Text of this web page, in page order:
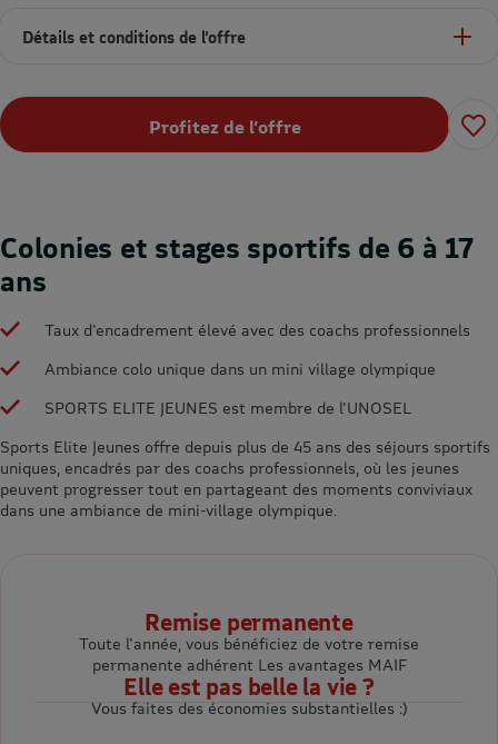
Colonies et stages sportifs de 6 à 17
ans
Taux d'encadrement élevé avec des coachs professionnels
Ambiance colo unique dans un mini village olympique
SPORTS ELITE JEUNES est membre de l'UNOSEL
Sports Elite Jeunes offre depuis plus de 45 ans des séjours sportifs
uniques, encadrés par des coachs professionnels, où les jeunes
peuvent progresser tout en partageant des moments conviviaux
dans une ambiance de mini-village olympique.
Détails et conditions de l’offre
Profitez de l’offre
Remise permanente
Toute l'année, vous bénéficiez de votre remise
permanente adhérent Les avantages MAIF
Elle est pas belle la vie ?
Vous faites des économies substantielles :)